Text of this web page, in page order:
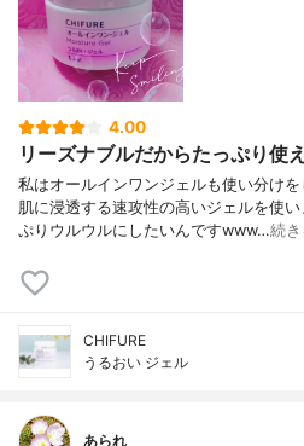
4.00
リーズナブルだからたっぷり使
私はオールインワンジェルも使い分け
肌に浸透する速攻性の高いジェルを使
ぷりウルウルにしたいんですwww…続
CHIFURE
うるおい ジェル
あられ